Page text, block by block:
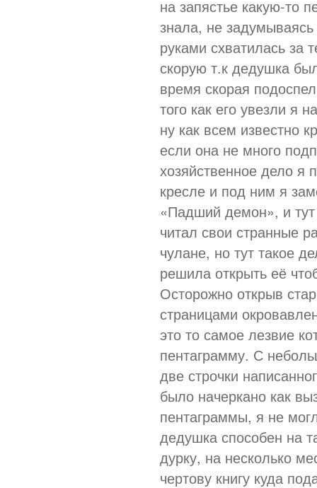
на запястье какую-то
знала, не
руками схватилась за
скорую т.к дедушка
время скорая
того как его увезли я
ну как всем известно
если она не много
хозяйственное дело я
кресле и под ним я
«Падший демон», и
читал свои странные
чулане, но тут такое
решила открыть её
Осторожно открыв
страницами
это то самое лезвие
пентаграмму. С
две строчки
было начеркано как
пентаграммы, я не
дедушка способен на
дурку, на несколько
чертову книгу куда